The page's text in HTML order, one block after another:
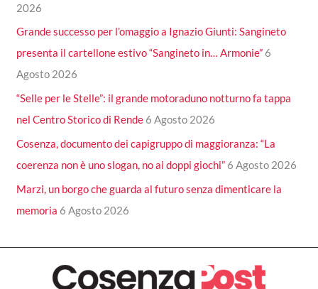
2026
Grande successo per l’omaggio a Ignazio Giunti: Sangineto
presenta il cartellone estivo “Sangineto in… Armonie” 6
Agosto 2026
“Selle per le Stelle”: il grande motoraduno notturno fa tappa
nel Centro Storico di Rende 6 Agosto 2026
Cosenza, documento dei capigruppo di maggioranza: “La
coerenza non è uno slogan, no ai doppi giochi” 6 Agosto 2026
Marzi, un borgo che guarda al futuro senza dimenticare la
memoria 6 Agosto 2026